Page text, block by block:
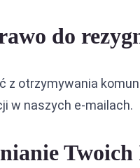
do
z otrzymywania
w naszych e-mailach.